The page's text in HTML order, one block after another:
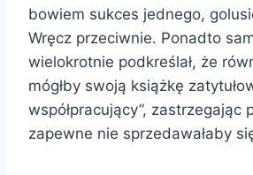
bowiem sukces jednego,
Wręcz przeciwnie. Ponadto
wielokrotnie podkreślał, że
mógłby swoją książkę
współpracujący”, zastrzegając
zapewne nie sprzedawałaby